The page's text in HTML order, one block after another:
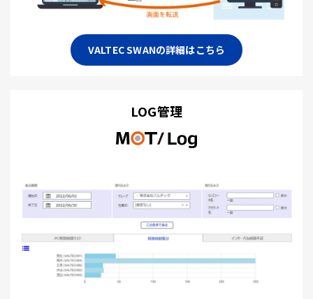
VALTEC SWANの詳細はこちら
LOG管理